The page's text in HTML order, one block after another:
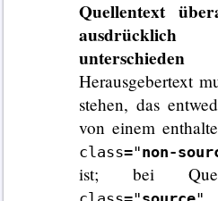
Quellentext
unterschieden
Herausgebertext
stehen, das
von einem
class="non-
ist; bei